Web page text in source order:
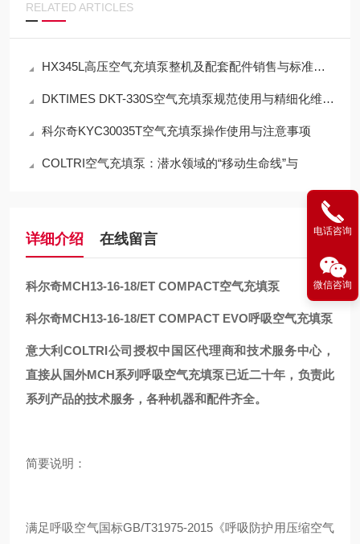
RELATED ARTICLES
HX345L高压空气充填泵整机及配套配件销售与标准化应用技术解析
DKTIMES DKT-330S空气充填泵规范使用与精细化维保技术指南
科尔奇KYC30035T空气充填泵操作使用与注意事项
COLTRI空气充填泵：潜水领域的“移动生命线”与
详细介绍 在线留言
科尔奇MCH13-16-18/ET COMPACT空气充填泵
科尔奇MCH13-16-18/ET COMPACT EVO呼吸空气充填泵
意大利COLTRI公司授权中国区代理商和技术服务中心，
直接从国外MCH系列呼吸空气充填泵已近二十年，负责此
系列产品的技术服务，各种机器和配件齐全。
简要说明：
满足呼吸空气国标GB/T31975-2015《呼吸防护用压缩空气
电话咨询
微信咨询